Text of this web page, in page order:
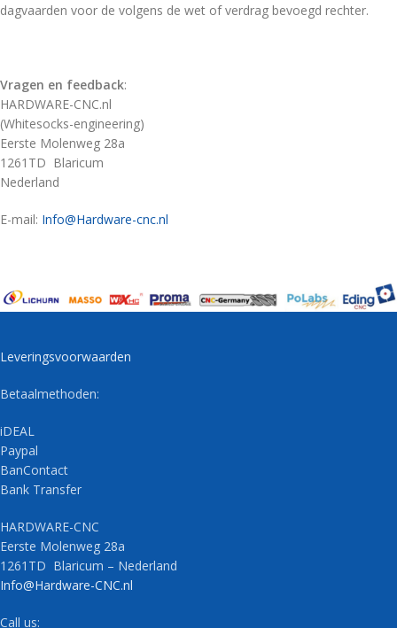
dagvaarden voor de volgens de wet of verdrag bevoegd rechter.
Vragen en feedback:
HARDWARE-CNC.nl
(Whitesocks-engineering)
Eerste Molenweg 28a
1261TD Blaricum
Nederland
E-mail: Info@Hardware-cnc.nl
Leveringsvoorwaarden
Betaalmethoden:
iDEAL
Paypal
BanContact
Bank Transfer
HARDWARE-CNC
Eerste Molenweg 28a
1261TD Blaricum – Nederland
Info@Hardware-CNC.nl
Call us: